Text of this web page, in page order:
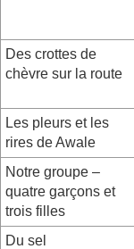
Des crottes de
chèvre sur la route
Les pleurs et les
rires de Awale
Notre groupe –
quatre garçons et
trois filles
Du sel